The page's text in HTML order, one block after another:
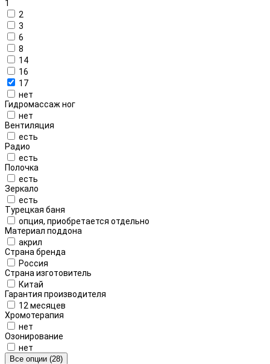
1
2
3
6
8
14
16
17
нет
Гидромассаж ног
нет
Вентиляция
есть
Радио
есть
Полочка
есть
Зеркало
есть
Турецкая баня
опция, приобретается отдельно
Материал поддона
акрил
Страна бренда
Россия
Страна изготовитель
Китай
Гарантия производителя
12 месяцев
Хромотерапия
нет
Озонирование
нет
Все опции (28)